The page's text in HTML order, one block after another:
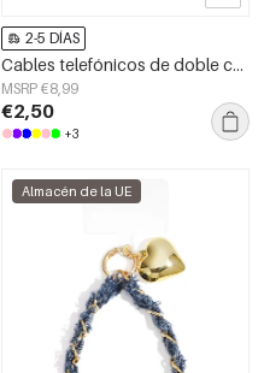
2-5 DÍAS
Cables telefónicos de doble corazón
MSRP €8,99
€2,50
+3
Almacén de la UE